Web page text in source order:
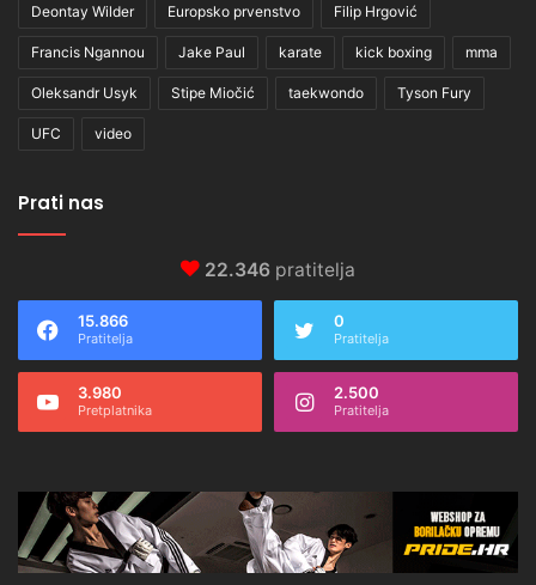
Deontay Wilder Europsko prvenstvo Filip Hrgović
Francis Ngannou Jake Paul karate kick boxing mma
Oleksandr Usyk Stipe Miočić taekwondo Tyson Fury
UFC video
Prati nas
22.346 pratitelja
15.866
Pratitelja
0
Pratitelja
3.980
Pretplatnika
2.500
Pratitelja